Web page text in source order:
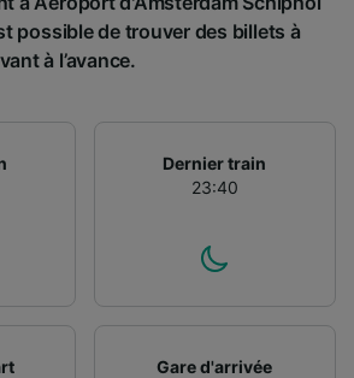
possible de trouver des billets à
à l’avance.
Dernier train
23:40
Gare d'arrivée
de géolocalisation
activement les
de l’appareil pour
un appareil. Publicités et
publicités et du contenu,
et développement de
(fournisseurs)